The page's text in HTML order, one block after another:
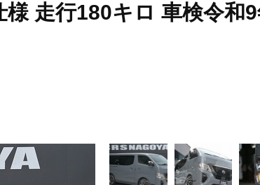
走行180キロ 車検令和9